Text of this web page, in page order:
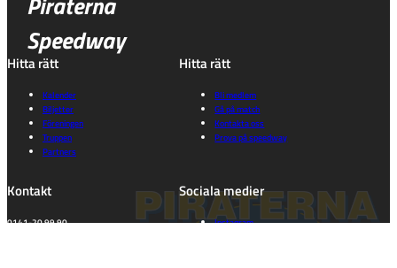
Speedway
Hitta rätt
Kalender
Biljetter
Föreningen
Truppen
Partners
Hitta rätt
Bli medlem
Gå på match
Kontakta oss
Prova på speedway
Kontakt
0141-20 99 90
Sociala medier
Instagram